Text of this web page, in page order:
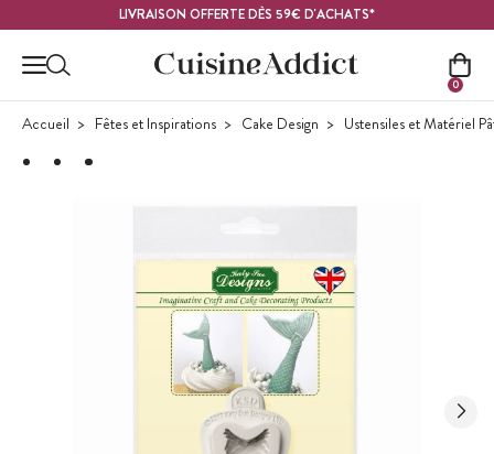
LIVRAISON OFFERTE DÈS 59€ D'ACHATS*
0
Accueil Fêtes et Inspirations Cake Design Ustensiles et Matériel